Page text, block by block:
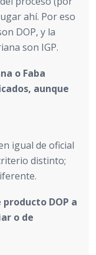
ahí. Por eso
DOP, y la
son IGP.
o Faba
aunque
igual de oficial
distinto;
DOP a
o de